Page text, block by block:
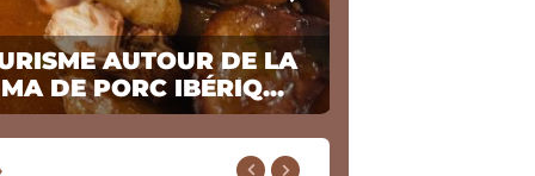
AUTOUR DE LA
DE PORC IBÉRIQ...